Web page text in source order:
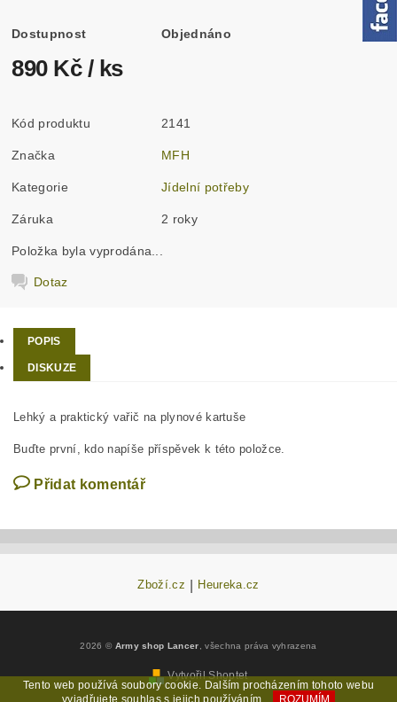
Dostupnost Objednáno
890 Kč / ks
Kód produktu 2141
Značka MFH
Kategorie Jídelní potřeby
Záruka 2 roky
Položka byla vyprodána...
Dotaz
POPIS
DISKUZE
Lehký a praktický vařič na plynové kartuše
Buďte první, kdo napíše příspěvek k této položce.
Přidat komentář
Zboží.cz Heureka.cz
2026 © Army shop Lancer , všechna práva vyhrazena
Vytvořil Shoptet
Tento web používá soubory cookie. Dalším procházením tohoto webu
vyjadřujete souhlas s jejich používáním.
ROZUMÍM